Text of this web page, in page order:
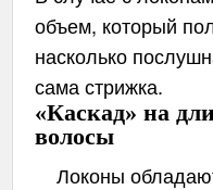
объем, который
насколько
сама стрижка.
«Каскад» на
волосы
Локоны